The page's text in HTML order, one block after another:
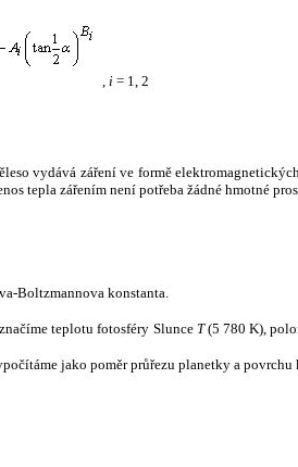
, i = 1, 2
vydává záření ve formě
tepla zářením není potřeba žádné hmotné
Boltzmannova konstanta.
teplotu fotosféry Slunce T(5 780 K),
jako poměr průřezu planetky a